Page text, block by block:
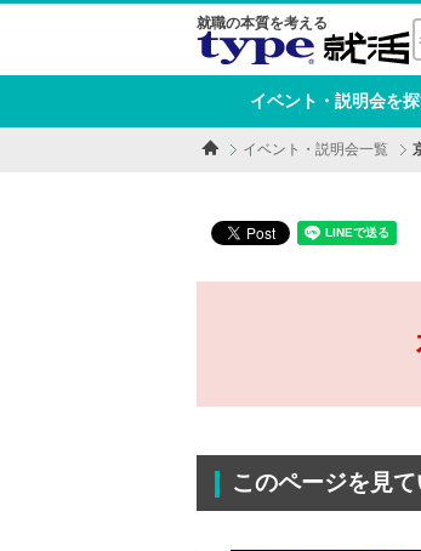
就職の本質を考える
イベント・説明会を
イベント・説明会一覧
このページを見